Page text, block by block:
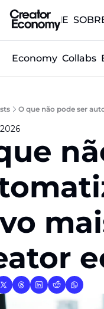
HOME
Economy Collabs
O que não pode ser